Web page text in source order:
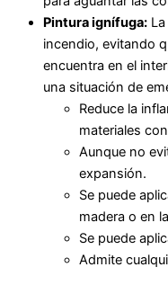
Pintura ignífuga:
incendio, evitando
encuentra en el
una situación de
Reduce la
materiales
Aunque no
expansión.
Se puede
madera o en
Se puede
Admite